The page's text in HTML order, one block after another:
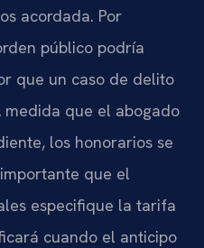
acordada. Por
público podría
que un caso de delito
que el abogado
los honorarios se
que el
especifique la tarifa
cuando el anticipo